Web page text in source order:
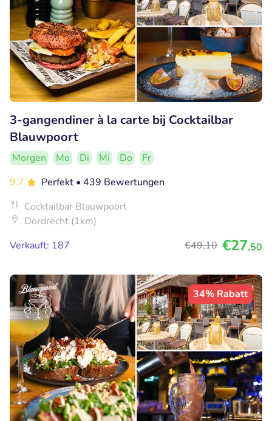
3-gangendiner à la carte bij Cocktailbar
Blauwpoort
Morgen Mo Di Mi Do
Fr
9.7
Perfekt • 439 Bewertungen
Cocktailbar Blauwpoort
Dordrecht (1km)
Verkauft: 187
€49,10 €27,50
34% Rabatt